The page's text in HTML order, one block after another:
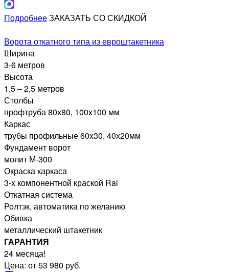
ПодробнееЗАКАЗАТЬ СО СКИДКОЙ
Ворота откатного типа из евроштакетника
Ширина
3-6 метров
Высота
1,5 – 2,5 метров
Столбы
профтруба 80х80, 100х100 мм
Каркас
трубы профильные 60х30, 40х20мм
Фундамент ворот
молит М-300
Окраска каркаса
3-х компонентной краской Ral
Откатная система
Ролтэк, автоматика по желанию
Обивка
металлический штакетник
ГАРАНТИЯ
24 месяца!
Цена: от 53 980 руб.